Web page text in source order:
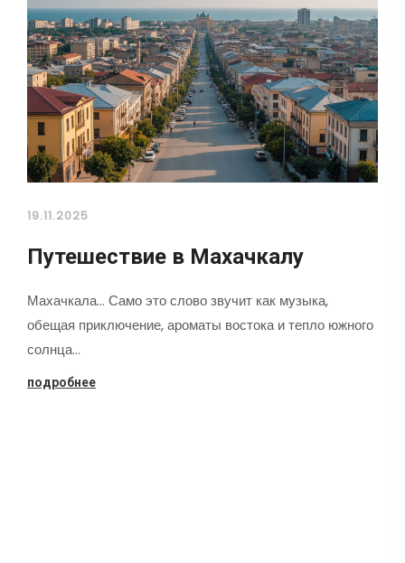
19.11.2025
Путешествие в Махачкалу
Махачкала... Само это слово звучит как музыка,
обещая приключение, ароматы востока и тепло южного
солнца…
подробнее